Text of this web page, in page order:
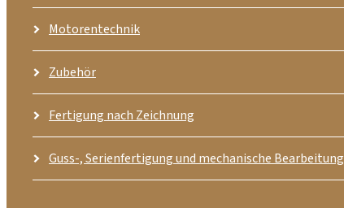
Motorentechnik
Zubehör
Fertigung nach Zeichnung
Guss-, Serienfertigung und mechanische Bearbeitung